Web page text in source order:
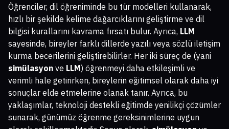
Öğrenciler, dil öğreniminde bu tür modelleri kullanarak,
hızlı bir şekilde kelime dağarcıklarını geliştirme ve dil
bilgisi kurallarını kavrama fırsatı bulur. Ayrıca, LLM
sayesinde, bireyler farklı dillerde yazılı veya sözlü iletişim
kurma becerilerini geliştirebilirler. Her iki süreç de (yani
simülasyon ve LLM) öğrenmeyi daha etkileşimli ve
verimli hale getirirken, bireylerin eğitimsel olarak daha iyi
sonuçlar elde etmelerine olanak tanır. Ayrıca, bu
yaklaşımlar, teknoloji destekli eğitimde yenilikçi çözümler
sunarak, günümüz öğrenme gereksinimlerine uygun